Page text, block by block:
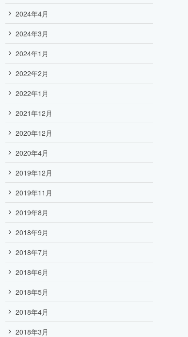
2024年4月
2024年3月
2024年1月
2022年2月
2022年1月
2021年12月
2020年12月
2020年4月
2019年12月
2019年11月
2019年8月
2018年9月
2018年7月
2018年6月
2018年5月
2018年4月
2018年3月